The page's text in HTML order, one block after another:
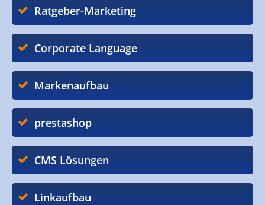
Ratgeber-Marketing
Corporate Language
Markenaufbau
prestashop
CMS Lösungen
Linkaufbau